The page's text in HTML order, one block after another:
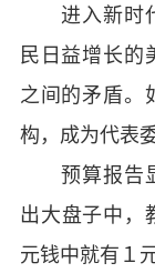
进入新时代
民日益增长的
之间的矛盾。
构，成为代表
预算报告显
出大盘子中，
元钱中就有１